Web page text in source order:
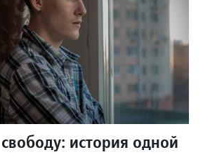
история одной